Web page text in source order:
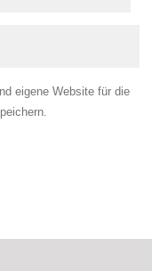
eigene Website für die